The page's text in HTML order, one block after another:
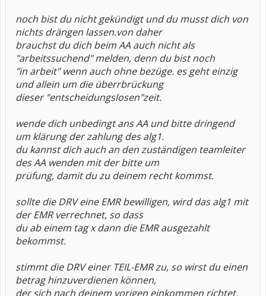
noch bist du nicht gekündigt und du musst dich von
nichts drängen lassen.von daher
brauchst du dich beim AA auch nicht als
"arbeitssuchend" melden, denn du bist noch
"in arbeit" wenn auch ohne bezüge. es geht einzig
und allein um die überrbrückung
dieser "entscheidungslosen"zeit.
wende dich unbedingt ans AA und bitte dringend
um klärung der zahlung des alg1.
du kannst dich auch an den zuständigen teamleiter
des AA wenden mit der bitte um
prüfung, damit du zu deinem recht kommst.
sollte die DRV eine EMR bewilligen, wird das alg1 mit
der EMR verrechnet, so dass
du ab einem tag x dann die EMR ausgezahlt
bekommst.
stimmt die DRV einer TEIL-EMR zu, so wirst du einen
betrag hinzuverdienen können,
der sich nach deinem vorigen einkommen richtet.